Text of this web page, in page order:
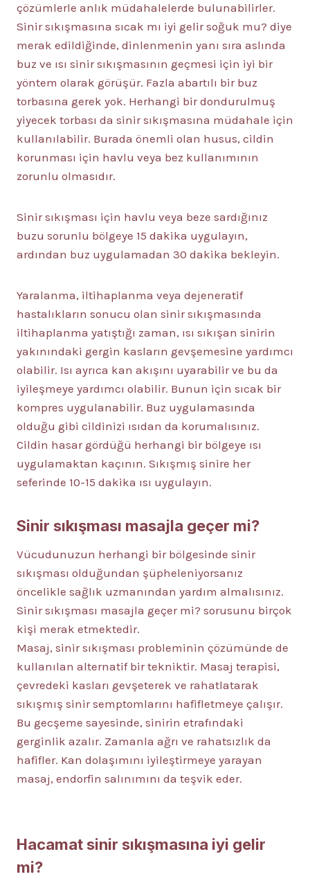
çözümlerle anlık müdahalelerde bulunabilirler.
Sinir sıkışmasına sıcak mı iyi gelir soğuk mu? diye
merak edildiğinde, dinlenmenin yanı sıra aslında
buz ve ısı sinir sıkışmasının geçmesi için iyi bir
yöntem olarak görüşür. Fazla abartılı bir buz
torbasına gerek yok. Herhangi bir dondurulmuş
yiyecek torbası da sinir sıkışmasına müdahale için
kullanılabilir. Burada önemli olan husus, cildin
korunması için havlu veya bez kullanımının
zorunlu olmasıdır.
Sinir sıkışması için havlu veya beze sardığınız
buzu sorunlu bölgeye 15 dakika uygulayın,
ardından buz uygulamadan 30 dakika bekleyin.
Yaralanma, iltihaplanma veya dejeneratif
hastalıkların sonucu olan sinir sıkışmasında
iltihaplanma yatıştığı zaman, ısı sıkışan sinirin
yakınındaki gergin kasların gevşemesine yardımcı
olabilir. Isı ayrıca kan akışını uyarabilir ve bu da
iyileşmeye yardımcı olabilir. Bunun için sıcak bir
kompres uygulanabilir. Buz uygulamasında
olduğu gibi cildinizi ısıdan da korumalısınız.
Cildin hasar gördüğü herhangi bir bölgeye ısı
uygulamaktan kaçının. Sıkışmış sinire her
seferinde 10-15 dakika ısı uygulayın.
Sinir sıkışması masajla geçer mi?
Vücudunuzun herhangi bir bölgesinde sinir
sıkışması olduğundan şüpheleniyorsanız
öncelikle sağlık uzmanından yardım almalısınız.
Sinir sıkışması masajla geçer mi? sorusunu birçok
kişi merak etmektedir.
Masaj, sinir sıkışması probleminin çözümünde de
kullanılan alternatif bir tekniktir. Masaj terapisi,
çevredeki kasları gevşeterek ve rahatlatarak
sıkışmış sinir semptomlarını hafifletmeye çalışır.
Bu gecşeme sayesinde, sinirin etrafındaki
gerginlik azalır. Zamanla ağrı ve rahatsızlık da
hafifler. Kan dolaşımını iyileştirmeye yarayan
masaj, endorfin salınımını da teşvik eder.
Hacamat sinir sıkışmasına iyi gelir
mi?